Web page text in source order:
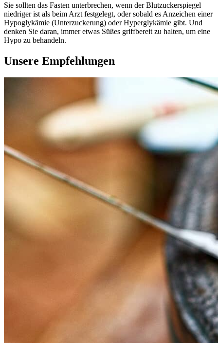
Sie sollten das Fasten unterbrechen, wenn der Blutzuckerspiegel
niedriger ist als beim Arzt festgelegt, oder sobald es Anzeichen einer
Hypoglykämie (Unterzuckerung) oder Hyperglykämie gibt. Und
denken Sie daran, immer etwas Süßes griffbereit zu halten, um eine
Hypo zu behandeln.
Unsere Empfehlungen